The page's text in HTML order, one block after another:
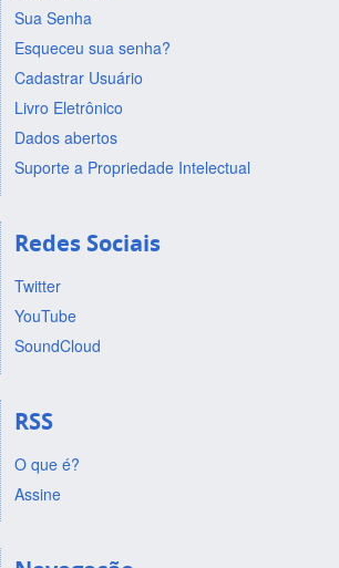
Sua Senha
Esqueceu sua senha?
Cadastrar Usuário
Livro Eletrônico
Dados abertos
Suporte a Propriedade Intelectual
Redes Sociais
Twitter
YouTube
SoundCloud
RSS
O que é?
Assine